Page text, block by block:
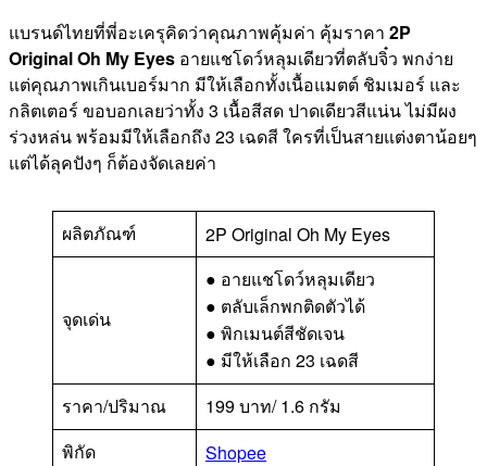
แบรนด์ไทยที่พี่อะเครุคิดว่าคุณภาพคุ้มค่า คุ้มราคา 2P
Original Oh My Eyes อายแชโดว์หลุมเดียวที่ตลับจิ๋ว พกง่าย
แต่คุณภาพเกินเบอร์มาก มีให้เลือกทั้งเนื้อแมตต์ ชิมเมอร์ และ
กลิตเตอร์ ขอบอกเลยว่าทั้ง 3 เนื้อสีสด ปาดเดียวสีแน่น ไม่มีผง
ร่วงหล่น พร้อมมีให้เลือกถึง 23 เฉดสี ใครที่เป็นสายแต่งตาน้อยๆ
แต่ได้ลุคปังๆ ก็ต้องจัดเลยค่า
ผลิตภัณฑ์ 2P Original Oh My Eyes
จุดเด่น
● อายแชโดว์หลุมเดียว
● ตลับเล็กพกติดตัวได้
● พิกเมนต์สีชัดเจน
● มีให้เลือก 23 เฉดสี
ราคา/ปริมาณ
199 บาท/ 1.6 กรัม
พิกัด
Shopee